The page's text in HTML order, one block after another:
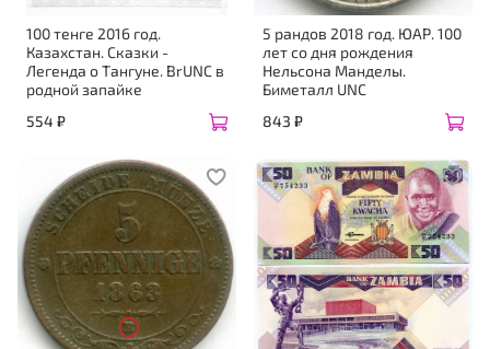
100 тенге 2016 год.
Казахстан. Сказки -
Легенда о Тангуне. BrUNC в
родной запайке
554 ₽
5 рандов 2018 год. ЮАР. 100
лет со дня рождения
Нельсона Манделы.
Биметалл UNC
843 ₽